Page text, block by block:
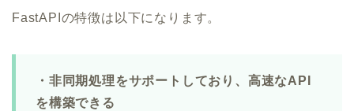
FastAPIの特徴は以下になります。
・非同期処理をサポートしており、高速なAPI
を構築できる